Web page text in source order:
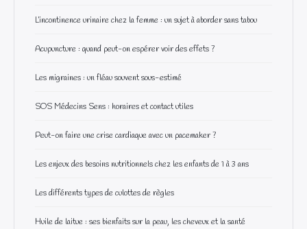
L’incontinence urinaire chez la femme : un sujet à aborder sans tabou
Acupuncture : quand peut-on espérer voir des effets ?
Les migraines : un fléau souvent sous-estimé
SOS Médecins Sens : horaires et contact utiles
Peut-on faire une crise cardiaque avec un pacemaker ?
Les enjeux des besoins nutritionnels chez les enfants de 1 à 3 ans
Les différents types de culottes de règles
Huile de laitue : ses bienfaits sur la peau, les cheveux et la santé